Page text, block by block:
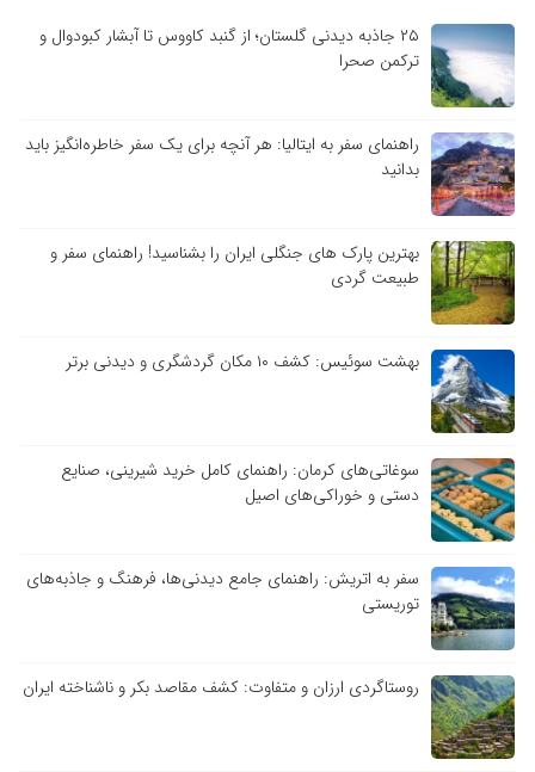
۲۵ جاذبه دیدنی گلستان؛ از گنبد کاووس تا آبشار کبودوال و
ترکمن صحرا
راهنمای سفر به ایتالیا: هر آنچه برای یک سفر خاطره‌انگیز باید
بدانید
بهترین پارک های جنگلی ایران را بشناسید! راهنمای سفر و
طبیعت گردی
بهشت سوئیس: کشف ۱۰ مکان گردشگری و دیدنی برتر
سوغاتی‌های کرمان: راهنمای کامل خرید شیرینی، صنایع
دستی و خوراکی‌های اصیل
سفر به اتریش: راهنمای جامع دیدنی‌ها، فرهنگ و جاذبه‌های
توریستی
روستاگردی ارزان و متفاوت: کشف مقاصد بکر و ناشناخته ایران